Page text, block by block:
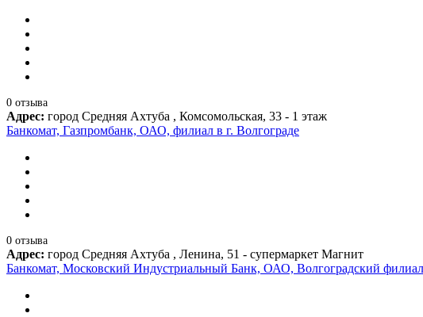
0 отзыва
Адрес: город Средняя Ахтуба , Комсомольская, 33 - 1 этаж
Банкомат, Газпромбанк, ОАО, филиал в г. Волгограде
0 отзыва
Адрес: город Средняя Ахтуба , Ленина, 51 - супермаркет Магнит
Банкомат, Московский Индустриальный Банк, ОАО, Волгоградский филиал